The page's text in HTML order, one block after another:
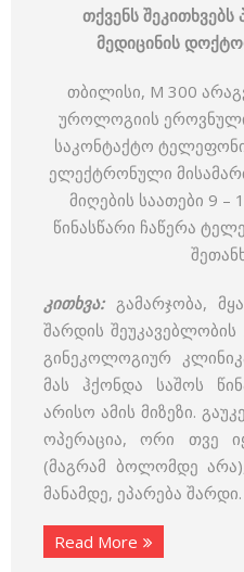
თქვენს
მედიცინის
თბილისი, M 300
უროლოგიის
საკონტაქტო
ელექტრონული
მიღების საათები 9 –
წინასწარი ჩაწერა
კითხვა:გამარჯობა,
შარდის
გინეკოლოგიურ
მას ჰქონდა საშოს
არისო ამის მიზეზი.
ოპერაცია, ორი თვე
(მაგრამ ბოლომდე
მანამდე, ეპარება
Read More